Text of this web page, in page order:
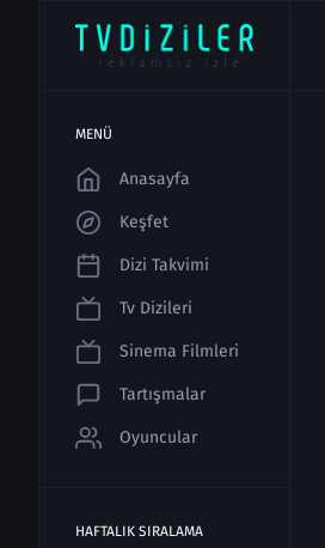
MENÜ
Anasayfa
Keşfet
Dizi Takvimi
Tv Dizileri
Sinema Filmleri
Tartışmalar
Oyuncular
HAFTALIK SIRALAMA